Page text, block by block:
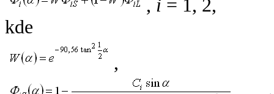
, i = 1, 2,
kde
,